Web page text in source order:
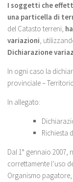
I soggetti che
una particella di
del Catasto terreni,
variazioni,
Dichiarazione
In ogni caso la
provinciale –
In allegato:
Richiesta
Dal 1° gennaio
correttamente l’uso
Organismo